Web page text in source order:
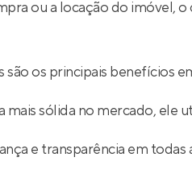
ou a locação do imóvel,
são os principais benefícios
mais sólida no mercado, ele
e transparência em todas